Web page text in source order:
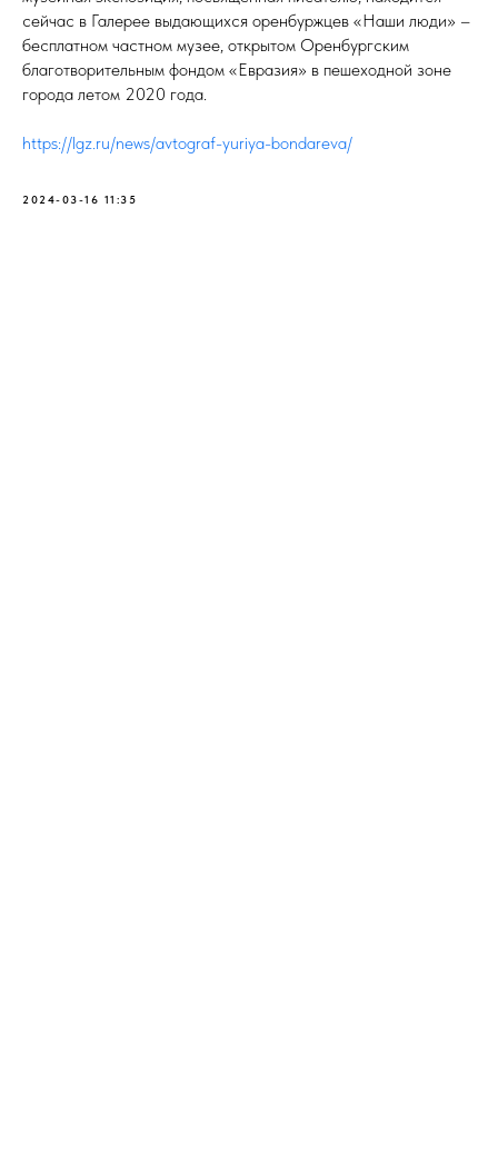
сейчас в Галерее выдающихся оренбуржцев «Наши люди» –
бесплатном частном музее, открытом Оренбургским
благотворительным фондом «Евразия» в пешеходной зоне
города летом 2020 года.
https://lgz.ru/news/avtograf-yuriya-bondareva/
2024-03-16 11:35